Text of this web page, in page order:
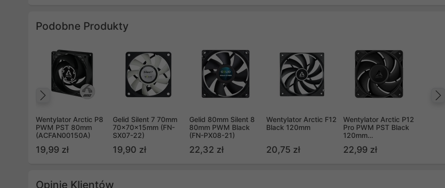
Podobne Produkty
Wentylator Arctic P8
PWM PST 80mm
(ACFAN00150A)
19,99 zł
Gelid Silent 7 70mm
70x70x15mm (FN-
SX07-22)
19,90 zł
Gelid 80mm Silent 8
80mm PWM Black
(FN-PX08-21)
22,32 zł
Wentylator Arctic F12
Black 120mm
20,75 zł
Wentylator Arctic P12
Pro PWM PST Black
120mm
22,99 zł
Opinie Klientów